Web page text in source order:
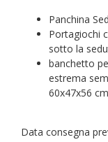
Panchina
Portagiochi
sotto la
banchetto
estrema
60x47x56 cm
Data consegna